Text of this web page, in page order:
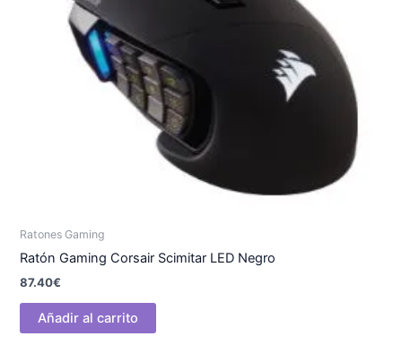
Ratones Gaming
Ratón Gaming Corsair Scimitar LED Negro
87.40€
Añadir al carrito